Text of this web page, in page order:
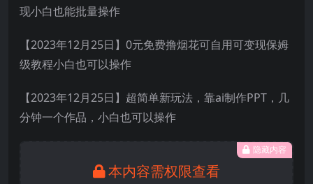
现小白也能批量操作
【2023年12月25日】0元免费撸烟花可自用可变现保姆
级教程小白也可以操作
【2023年12月25日】超简单新玩法，靠ai制作PPT，几
分钟一个作品，小白也可以操作
隐藏内容
本内容需权限查看